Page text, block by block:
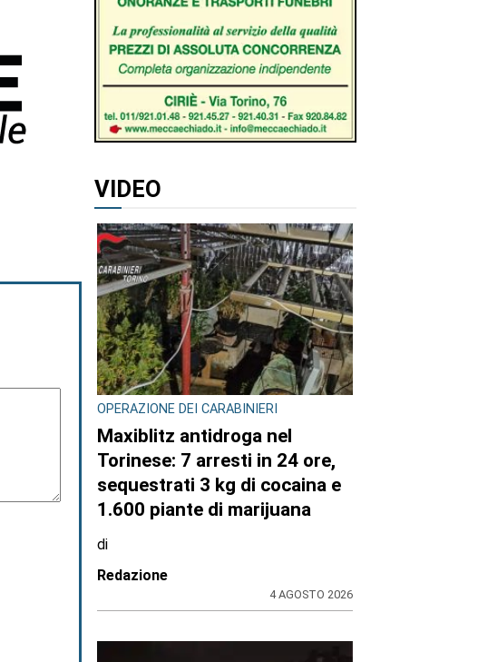
VIDEO
OPERAZIONE DEI CARABINIERI
Maxiblitz antidroga nel
Torinese: 7 arresti in 24 ore,
sequestrati 3 kg di cocaina e
1.600 piante di marijuana
di
Redazione
4 AGOSTO 2026